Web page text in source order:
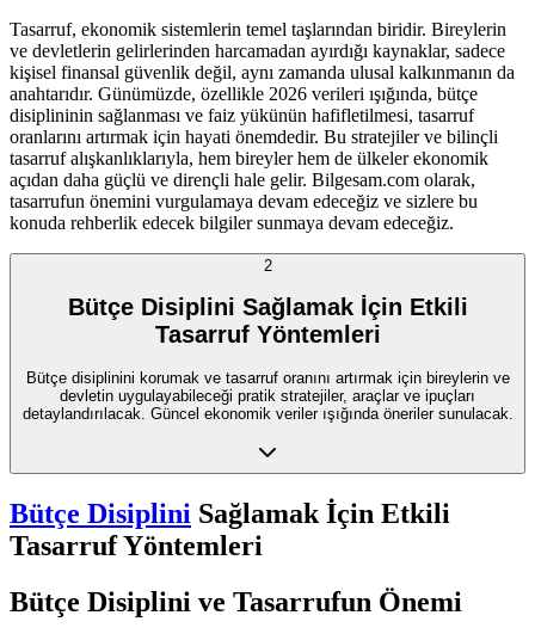
Tasarruf, ekonomik sistemlerin temel taşlarından biridir. Bireylerin
ve devletlerin gelirlerinden harcamadan ayırdığı kaynaklar, sadece
kişisel finansal güvenlik değil, aynı zamanda ulusal kalkınmanın da
anahtarıdır. Günümüzde, özellikle 2026 verileri ışığında, bütçe
disiplininin sağlanması ve faiz yükünün hafifletilmesi, tasarruf
oranlarını artırmak için hayati önemdedir. Bu stratejiler ve bilinçli
tasarruf alışkanlıklarıyla, hem bireyler hem de ülkeler ekonomik
açıdan daha güçlü ve dirençli hale gelir. Bilgesam.com olarak,
tasarrufun önemini vurgulamaya devam edeceğiz ve sizlere bu
konuda rehberlik edecek bilgiler sunmaya devam edeceğiz.
2
Bütçe Disiplini Sağlamak İçin Etkili
Tasarruf Yöntemleri
Bütçe disiplinini korumak ve tasarruf oranını artırmak için bireylerin ve
devletin uygulayabileceği pratik stratejiler, araçlar ve ipuçları
detaylandırılacak. Güncel ekonomik veriler ışığında öneriler sunulacak.
Bütçe Disiplini Sağlamak İçin Etkili
Tasarruf Yöntemleri
Bütçe Disiplini ve Tasarrufun Önemi